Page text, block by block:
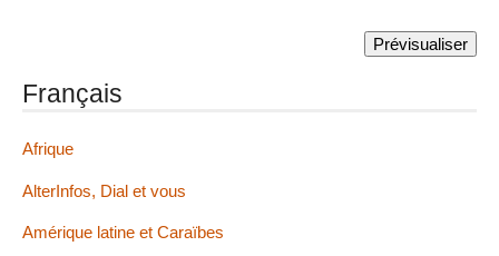
Français
Afrique
AlterInfos, Dial et vous
Amérique latine et Caraïbes